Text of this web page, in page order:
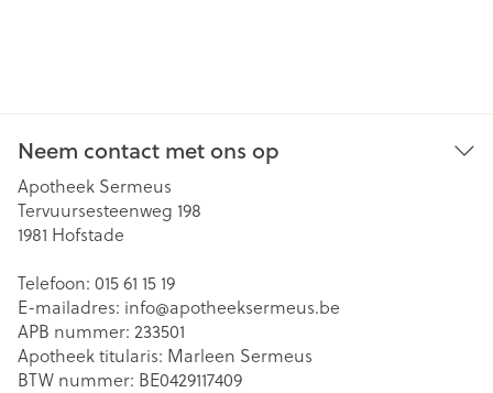
Neem contact met ons op
Apotheek Sermeus
Tervuursesteenweg 198
1981 Hofstade
Telefoon: 015 61 15 19
E-mailadres: info@apotheeksermeus.be
APB nummer: 233501
Apotheek titularis: Marleen Sermeus
BTW nummer: BE0429117409